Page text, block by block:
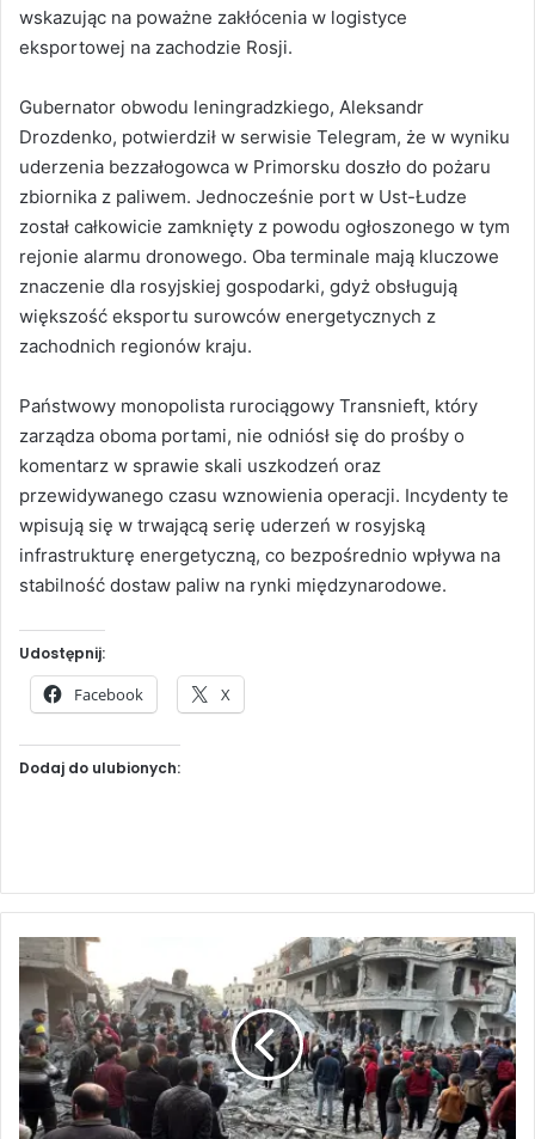
wskazując na poważne zakłócenia w logistyce
eksportowej na zachodzie Rosji.
Gubernator obwodu leningradzkiego, Aleksandr
Drozdenko, potwierdził w serwisie Telegram, że w wyniku
uderzenia bezzałogowca w Primorsku doszło do pożaru
zbiornika z paliwem. Jednocześnie port w Ust-Łudze
został całkowicie zamknięty z powodu ogłoszonego w tym
rejonie alarmu dronowego. Oba terminale mają kluczowe
znaczenie dla rosyjskiej gospodarki, gdyż obsługują
większość eksportu surowców energetycznych z
zachodnich regionów kraju.
Państwowy monopolista rurociągowy Transnieft, który
zarządza oboma portami, nie odniósł się do prośby o
komentarz w sprawie skali uszkodzeń oraz
przewidywanego czasu wznowienia operacji. Incydenty te
wpisują się w trwającą serię uderzeń w rosyjską
infrastrukturę energetyczną, co bezpośrednio wpływa na
stabilność dostaw paliw na rynki międzynarodowe.
Udostępnij:
Facebook X
Dodaj do ulubionych:
l
e
s
t
y
ń